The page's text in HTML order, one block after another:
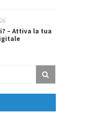
– Attiva la tua